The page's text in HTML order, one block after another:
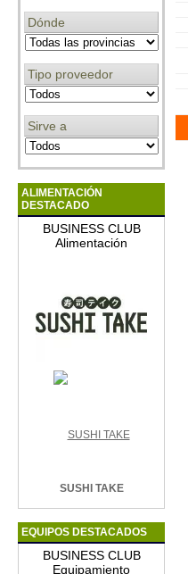
Dónde
Tipo proveedor
Sirve a
ALIMENTACIÓN
DESTACADO
BUSINESS CLUB
Alimentación
SUSHI TAKE
EQUIPOS DESTACADOS
BUSINESS CLUB
Equipamiento